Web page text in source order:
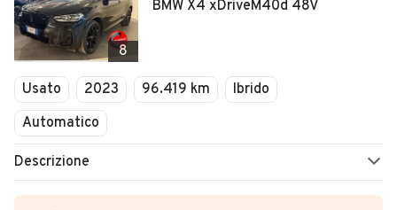
8
BMW X4 xDriveM40d 48V
Usato 2023 96.419 km
Ibrido
Automatico
Descrizione